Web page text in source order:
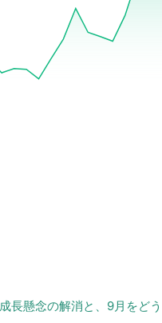
懸念の解消と、9月をどう